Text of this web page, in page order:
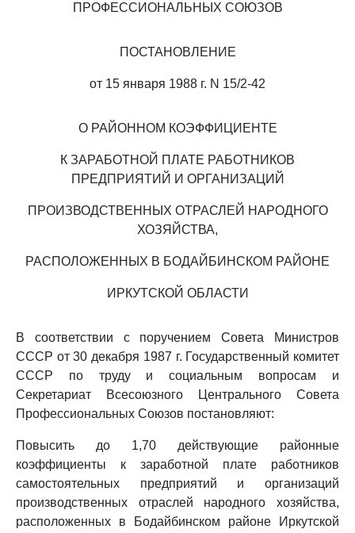
ПРОФЕССИОНАЛЬНЫХ СОЮЗОВ
ПОСТАНОВЛЕНИЕ
от 15 января 1988 г. N 15/2-42
О РАЙОННОМ КОЭФФИЦИЕНТЕ
К ЗАРАБОТНОЙ ПЛАТЕ РАБОТНИКОВ
ПРЕДПРИЯТИЙ И ОРГАНИЗАЦИЙ
ПРОИЗВОДСТВЕННЫХ ОТРАСЛЕЙ НАРОДНОГО
ХОЗЯЙСТВА,
РАСПОЛОЖЕННЫХ В БОДАЙБИНСКОМ РАЙОНЕ
ИРКУТСКОЙ ОБЛАСТИ
В соответствии с поручением Совета Министров
СССР от 30 декабря 1987 г. Государственный комитет
СССР по труду и социальным вопросам и
Секретариат Всесоюзного Центрального Совета
Профессиональных Союзов постановляют:
Повысить до 1,70 действующие районные
коэффициенты к заработной плате работников
самостоятельных предприятий и организаций
производственных отраслей народного хозяйства,
расположенных в Бодайбинском районе Иркутской